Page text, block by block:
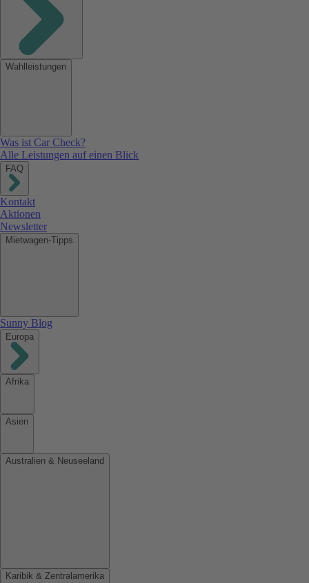
Wahlleistungen
Was ist Car Check?
Alle Leistungen auf einen Blick
FAQ
Kontakt
Aktionen
Newsletter
Mietwagen-Tipps
Sunny Blog
Europa
Afrika
Asien
Australien & Neuseeland
Karibik & Zentralamerika